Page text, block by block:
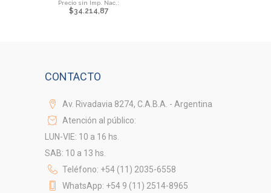
$34.214,87
CONTACTO
Av. Rivadavia 8274, C.A.B.A. - Argentina
Atención al público:
LUN-VIE: 10 a 16 hs.
SAB: 10 a 13 hs.
Teléfono: +54 (11) 2035-6558
WhatsApp: +54 9 (11) 2514-8965